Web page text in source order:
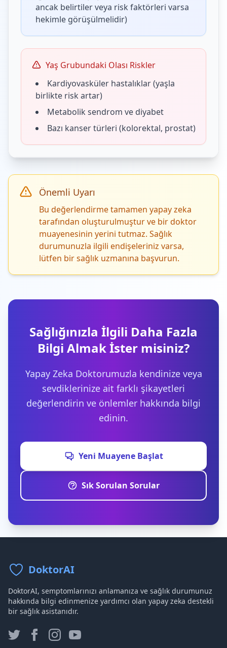
ancak belirtiler veya risk faktörleri varsa
hekimle görüşülmelidir)
Yaş Grubundaki Olası Riskler
Kardiyovasküler hastalıklar (yaşla
birlikte risk artar)
Metabolik sendrom ve diyabet
Bazı kanser türleri (kolorektal, prostat)
Önemli Uyarı
Bu değerlendirme tamamen yapay zeka
tarafından oluşturulmuştur ve bir doktor
muayenesinin yerini tutmaz. Sağlık
durumunuzla ilgili endişeleriniz varsa,
lütfen bir sağlık uzmanına başvurun.
Sağlığınızla İlgili Daha Fazla
Bilgi Almak İster misiniz?
Yapay Zeka Doktorumuzla kendinize veya
sevdiklerinize ait farklı şikayetleri
değerlendirin ve önlemler hakkında bilgi
edinin.
Yeni Muayene Başlat
Sık Sorulan Sorular
DoktorAI
DoktorAI, semptomlarınızı anlamanıza ve sağlık durumunuz
hakkında bilgi edinmenize yardımcı olan yapay zeka destekli
bir sağlık asistanıdır.